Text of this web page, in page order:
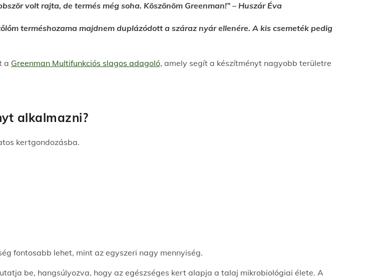
volt rajta, de termés még soha. Köszönöm Greenman!” – Huszár Éva
terméshozama majdnem duplázódott a száraz nyár ellenére. A kis csemeték pedig
a Greenman Multifunkciós slagos adagoló, amely segít a készítményt nagyobb területre
alkalmazni?
kertgondozásba.
fontosabb lehet, mint az egyszeri nagy mennyiség.
be, hangsúlyozva, hogy az egészséges kert alapja a talaj mikrobiológiai élete. A